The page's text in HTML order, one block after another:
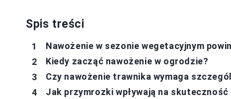
Spis treści
Nawożenie w sezonie wegetacyjnym
Kiedy zacząć nawożenie w ogrodzie?
Czy nawożenie trawnika wymaga
Jak przymrozki wpływają na skuteczność